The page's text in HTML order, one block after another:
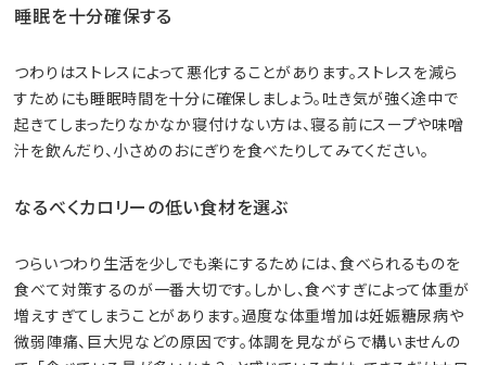
睡眠を十分確保する
つわりはストレスによって悪化することがあります。ストレスを減ら
すためにも睡眠時間を十分に確保しましょう。吐き気が強く途中で
起きてしまったりなかなか寝付けない方は、寝る前にスープや味噌
汁を飲んだり、小さめのおにぎりを食べたりしてみてください。
なるべくカロリーの低い食材を選ぶ
つらいつわり生活を少しでも楽にするためには、食べられるものを
食べて対策するのが一番大切です。しかし、食べすぎによって体重が
増えすぎてしまうことがあります。過度な体重増加は妊娠糖尿病や
微弱陣痛、巨大児などの原因です。体調を見ながらで構いませんの